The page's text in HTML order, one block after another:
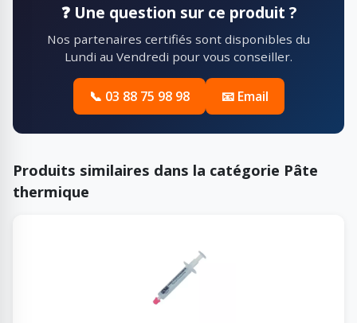
❓ Une question sur ce produit ?
Nos partenaires certifiés sont disponibles du
Lundi au Vendredi pour vous conseiller.
📞 03 88 75 98 98 📧 Email
Produits similaires dans la catégorie Pâte
thermique